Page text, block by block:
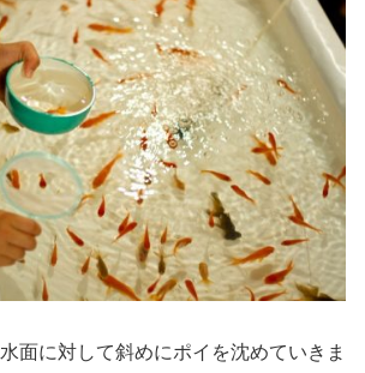
水面に対して斜めにポイを沈めていきま